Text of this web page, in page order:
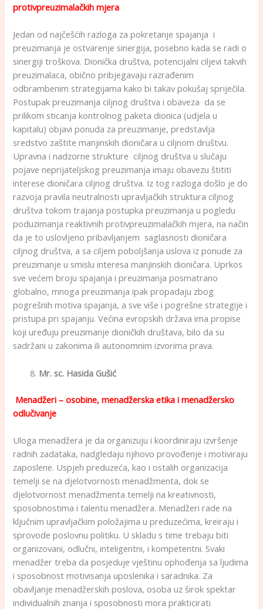
protivpreuzimalačkih mjera
Jedan od najčešćih razloga za pokretanje spajanja i
preuzimanja je ostvarenje sinergija, posebno kada se radi o
sinergiji troškova. Dionička društva, potencijalni ciljevi takvih
preuzimalaca, obično pribjegavaju razrađenim
odbrambenim strategijama kako bi takav pokušaj spriječila.
Postupak preuzimanja ciljnog društva i obaveza da se
prilikom sticanja kontrolnog paketa dionica (udjela u
kapitalu) objavi ponuda za preuzimanje, predstavlja
sredstvo zaštite manjinskih dioničara u ciljnom društvu.
Upravna i nadzorne strukture ciljnog društva u slučaju
pojave neprijateljskog preuzimanja imaju obavezu štititi
interese dioničara ciljnog društva. Iz tog razloga došlo je do
razvoja pravila neutralnosti upravljačkih struktura ciljnog
društva tokom trajanja postupka preuzimanja u pogledu
poduzimanja reaktivnih protivpreuzimalačkih mjera, na način
da je to uslovljeno pribavljanjem saglasnosti dioničara
ciljnog društva, a sa ciljem poboljšanja uslova iz ponude za
preuzimanje u smislu interesa manjinskih dioničara. Uprkos
sve većem broju spajanja i preuzimanja posmatrano
globalno, mnoga preuzimanja ipak propadaju zbog
pogrešnih motiva spajanja, a sve više i pogrešne strategije i
pristupa pri spajanju. Većina evropskih država ima propise
koji uređuju preuzimanje dioničkih društava, bilo da su
sadržani u zakonima ili autonomnim izvorima prava.
Mr. sc. Hasida Gušić
Menadžeri – osobine, menadžerska etika i menadžersko
odlučivanje
Uloga menadžera je da organizuju i koordiniraju izvršenje
radnih zadataka, nadgledaju njihovo provođenje i motiviraju
zaposlene. Uspjeh preduzeća, kao i ostalih organizacija
temelji se na djelotvornosti menadžmenta, dok se
djelotvornost menadžmenta temelji na kreativnosti,
sposobnostima i talentu menadžera. Menadžeri rade na
ključnim upravljačkim položajima u preduzećima, kreiraju i
sprovode poslovnu politiku. U skladu s time trebaju biti
organizovani, odlučni, inteligentni, i kompetentni. Svaki
menadžer treba da posjeduje vještinu ophođenja sa ljudima
i sposobnost motivisanja uposlenika i saradnika. Za
obavljanje menadžerskih poslova, osoba uz širok spektar
individualnih znanja i sposobnosti mora prakticirati